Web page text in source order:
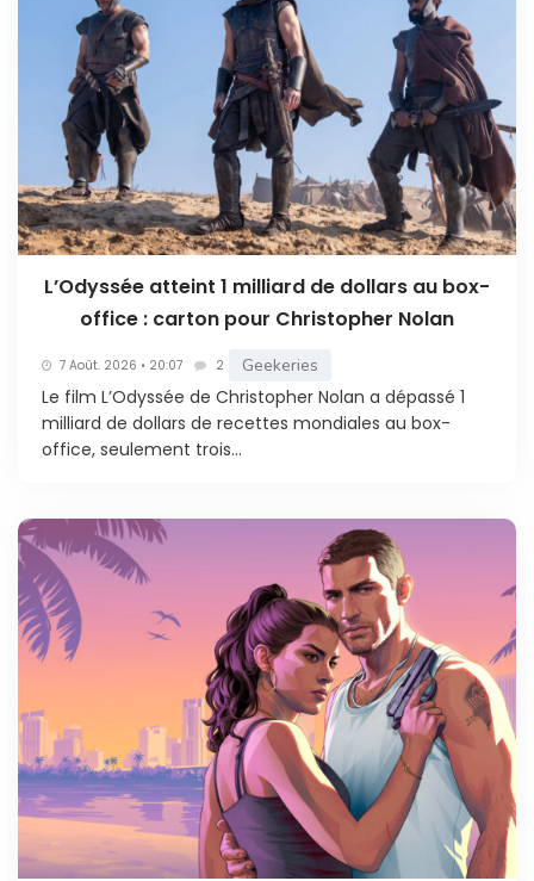
L’Odyssée atteint 1 milliard de dollars au box-
office : carton pour Christopher Nolan
7 Août. 2026 • 20:07 2 Geekeries
Le film L’Odyssée de Christopher Nolan a dépassé 1
milliard de dollars de recettes mondiales au box-
office, seulement trois...